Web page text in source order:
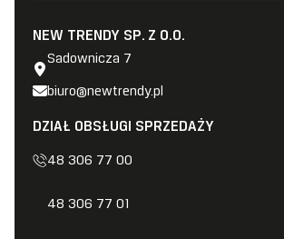
Projekty UE
Dział obslugi sprzedaży
Dział Eksportu
Dział Na Wymiar
Obsługa projektów komercyjnych
NEW TRENDY SP. Z O.O.
Sadownicza 7
biuro@newtrendy.pl
DZIAŁ OBSŁUGI SPRZEDAŻY
48 306 77 00
48 306 77 01